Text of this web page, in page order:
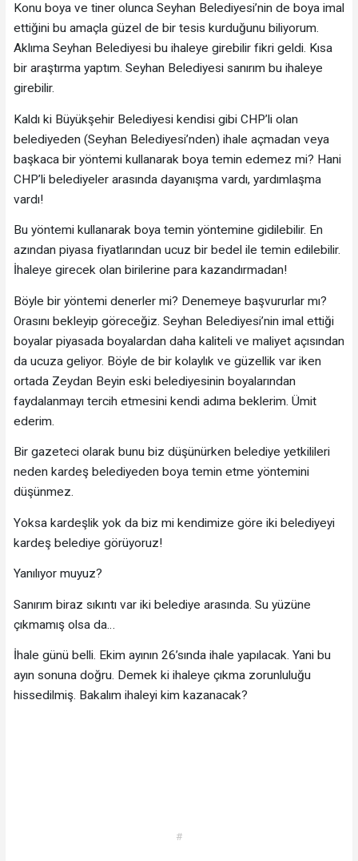
Konu boya ve tiner olunca Seyhan Belediyesi’nin de boya imal
ettiğini bu amaçla güzel de bir tesis kurduğunu biliyorum.
Aklıma Seyhan Belediyesi bu ihaleye girebilir fikri geldi. Kısa
bir araştırma yaptım. Seyhan Belediyesi sanırım bu ihaleye
girebilir.
Kaldı ki Büyükşehir Belediyesi kendisi gibi CHP’li olan
belediyeden (Seyhan Belediyesi’nden) ihale açmadan veya
başkaca bir yöntemi kullanarak boya temin edemez mi? Hani
CHP’li belediyeler arasında dayanışma vardı, yardımlaşma
vardı!
Bu yöntemi kullanarak boya temin yöntemine gidilebilir. En
azından piyasa fiyatlarından ucuz bir bedel ile temin edilebilir.
İhaleye girecek olan birilerine para kazandırmadan!
Böyle bir yöntemi denerler mi? Denemeye başvururlar mı?
Orasını bekleyip göreceğiz. Seyhan Belediyesi’nin imal ettiği
boyalar piyasada boyalardan daha kaliteli ve maliyet açısından
da ucuza geliyor. Böyle de bir kolaylık ve güzellik var iken
ortada Zeydan Beyin eski belediyesinin boyalarından
faydalanmayı tercih etmesini kendi adıma beklerim. Ümit
ederim.
Bir gazeteci olarak bunu biz düşünürken belediye yetkilileri
neden kardeş belediyeden boya temin etme yöntemini
düşünmez.
Yoksa kardeşlik yok da biz mi kendimize göre iki belediyeyi
kardeş belediye görüyoruz!
Yanılıyor muyuz?
Sanırım biraz sıkıntı var iki belediye arasında. Su yüzüne
çıkmamış olsa da…
İhale günü belli. Ekim ayının 26’sında ihale yapılacak. Yani bu
ayın sonuna doğru. Demek ki ihaleye çıkma zorunluluğu
hissedilmiş. Bakalım ihaleyi kim kazanacak?
#